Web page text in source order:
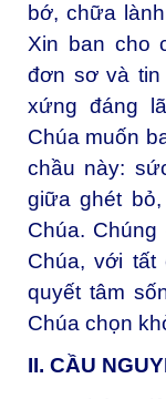
bớ, chữa
Xin ban cho
đơn sơ và tin
xứng đáng
Chúa muốn
chầu này:
giữa ghét
Chúa.
Chúa, với tất
quyết tâm
Chúa chọn
II. CẦU